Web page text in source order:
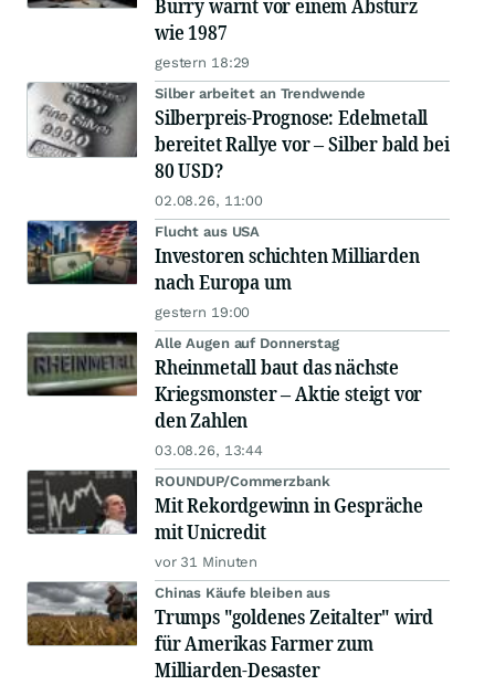
Burry warnt vor einem Absturz
wie 1987
gestern 18:29
Silber arbeitet an Trendwende
Silberpreis-Prognose: Edelmetall
bereitet Rallye vor – Silber bald bei
80 USD?
02.08.26, 11:00
Flucht aus USA
Investoren schichten Milliarden
nach Europa um
gestern 19:00
Alle Augen auf Donnerstag
Rheinmetall baut das nächste
Kriegsmonster – Aktie steigt vor
den Zahlen
03.08.26, 13:44
ROUNDUP/Commerzbank
Mit Rekordgewinn in Gespräche
mit Unicredit
vor 31 Minuten
Chinas Käufe bleiben aus
Trumps "goldenes Zeitalter" wird
für Amerikas Farmer zum
Milliarden-Desaster